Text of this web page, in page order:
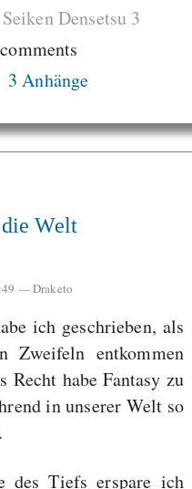
Seiken Densetsu 3
3 Anhänge
Welt
—Draketo
ich geschrieben, als
Zweifeln entkommen
Recht habe Fantasy zu
in unserer Welt so
des Tiefs erspare ich